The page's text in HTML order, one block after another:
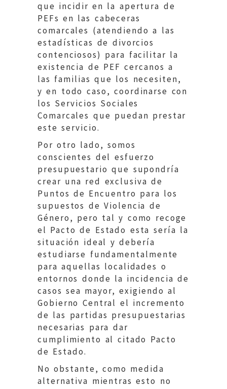
que incidir en la apertura de
PEFs en las cabeceras
comarcales (atendiendo a las
estadísticas de divorcios
contenciosos) para facilitar la
existencia de PEF cercanos a
las familias que los necesiten,
y en todo caso, coordinarse con
los Servicios Sociales
Comarcales que puedan prestar
este servicio.
Por otro lado, somos
conscientes del esfuerzo
presupuestario que supondría
crear una red exclusiva de
Puntos de Encuentro para los
supuestos de Violencia de
Género, pero tal y como recoge
el Pacto de Estado esta sería la
situación ideal y debería
estudiarse fundamentalmente
para aquellas localidades o
entornos donde la incidencia de
casos sea mayor, exigiendo al
Gobierno Central el incremento
de las partidas presupuestarias
necesarias para dar
cumplimiento al citado Pacto
de Estado.
No obstante, como medida
alternativa mientras esto no